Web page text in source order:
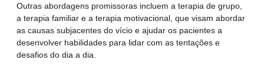
Outras abordagens promissoras incluem a terapia de grupo,
a terapia familiar e a terapia motivacional, que visam abordar
as causas subjacentes do vício e ajudar os pacientes a
desenvolver habilidades para lidar com as tentações e
desafios do dia a dia.